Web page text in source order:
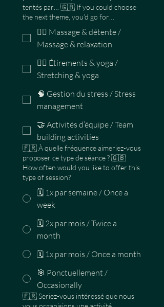
tentés par… 🇬🇧 If you could choose
the next theme, you’d go for…
💆‍♀️ Massage & détente /
Massage & relaxation
🧘‍♂️ Étirements & yoga /
Stretching & yoga
🧠 Gestion du stress / Stress
management
🤝 Activités d’équipe / Team
building activities
🇫🇷 À quelle fréquence aimeriez-vous
proposer ce type de séance ? 🇬🇧
How often would you like to offer this
type of session?
🗓️ 1x par semaine / Once a
week
🗓️ 2x par mois / Twice a
month
🗓️ 1x par mois / Once a month
🎯 Ponctuellement /
Occasionally
🇫🇷 Seriez-vous intéressé que nous